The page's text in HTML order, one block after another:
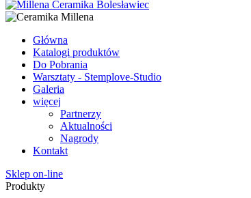
Główna
Katalogi produktów
Do Pobrania
Warsztaty - Stemplove-Studio
Galeria
więcej
Partnerzy
Aktualności
Nagrody
Kontakt
Sklep on-line
Produkty